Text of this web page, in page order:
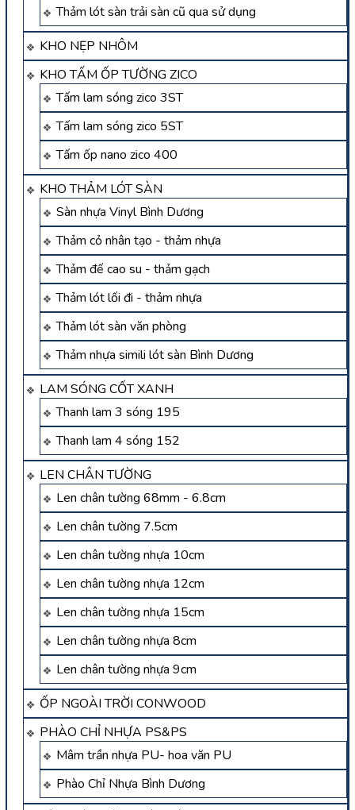
Thảm lót sàn trải sàn cũ qua sử dụng
KHO NẸP NHÔM
KHO TẤM ỐP TƯỜNG ZICO
Tấm lam sóng zico 3ST
Tấm lam sóng zico 5ST
Tấm ốp nano zico 400
KHO THẢM LÓT SÀN
Sàn nhựa Vinyl Bình Dương
Thảm cỏ nhân tạo - thảm nhựa
Thảm đế cao su - thảm gạch
Thảm lót lối đi - thảm nhựa
Thảm lót sàn văn phòng
Thảm nhựa simili lót sàn Bình Dương
LAM SÓNG CỐT XANH
Thanh lam 3 sóng 195
Thanh lam 4 sóng 152
LEN CHÂN TƯỜNG
Len chân tường 68mm - 6.8cm
Len chân tường 7.5cm
Len chân tường nhựa 10cm
Len chân tường nhựa 12cm
Len chân tường nhựa 15cm
Len chân tường nhựa 8cm
Len chân tường nhựa 9cm
ỐP NGOÀI TRỜI CONWOOD
PHÀO CHỈ NHỰA PS&PS
Mâm trần nhựa PU- hoa văn PU
Phào Chỉ Nhựa Bình Dương